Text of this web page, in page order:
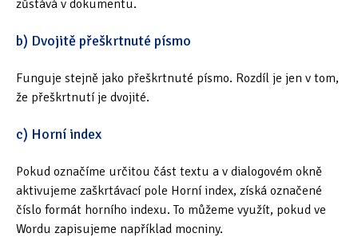
zůstává v dokumentu.
b) Dvojitě přeškrtnuté písmo
Funguje stejně jako přeškrtnuté písmo. Rozdíl je jen v tom,
že přeškrtnutí je dvojité.
c) Horní index
Pokud označíme určitou část textu a v dialogovém okně
aktivujeme zaškrtávací pole Horní index, získá označené
číslo formát horního indexu. To můžeme využít, pokud ve
Wordu zapisujeme například mocniny.